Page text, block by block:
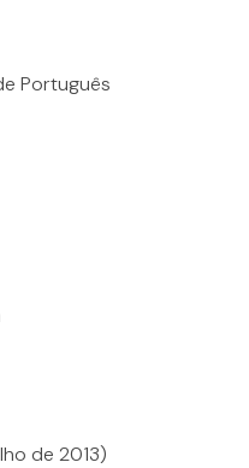
Português
de 2013)